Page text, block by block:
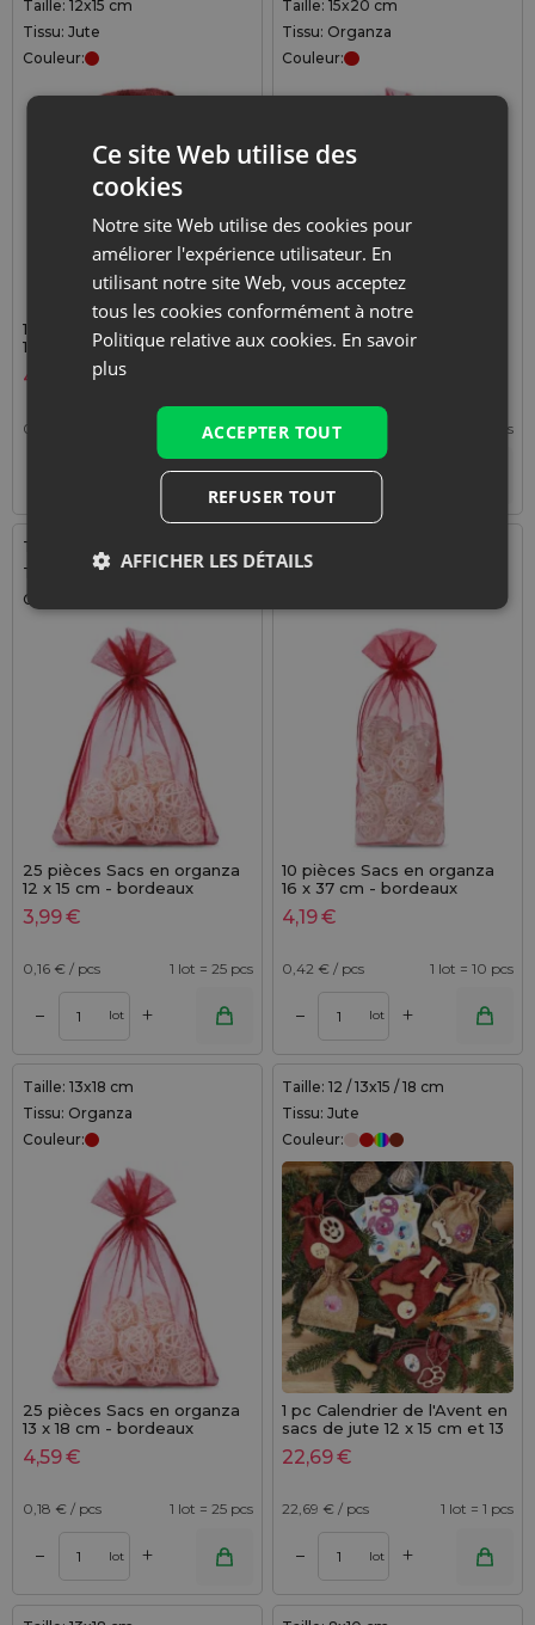
Taille: 12x15 cm
Tissu: Jute
Couleur:
10 pièces Sacs de jute 12 x
15 cm - bordeaux
4,09
0,41 1 lot = 10 pcs
Taille: 15x20 cm
Tissu: Organza
Couleur:
10 pièces Sacs en organza
15 x 20 cm - bordeaux
0,22 € / pcs 1 lot = 10 pcs
– lot
Taille: 12x15 cm
Tissu: Organza
Couleur:
25 pièces Sacs en organza
12 x 15 cm - bordeaux
3,99€
0,16 € / pcs 1 lot = 25 pcs
– lot +
Tissu: Organza
10 pièces Sacs en organza
16 x 37 cm - bordeaux
4,19€
0,42 € / pcs 1 lot = 10 pcs
– lot +
Taille: 13x18 cm
Tissu: Organza
Couleur:
25 pièces Sacs en organza
13 x 18 cm - bordeaux
4,59€
0,18 € / pcs 1 lot = 25 pcs
– lot +
Taille: 12 / 13x15 / 18 cm
Tissu: Jute
Couleur:
1 pc Calendrier de l'Avent en
sacs de jute 12 x 15 cm et 13
x 18 cm bordeau et marron
clair
22,69€
22,69 € / pcs 1 lot = 1 pcs
– lot +
Ce site Web utilise des
cookies
Notre site Web utilise des cookies pour
améliorer l'expérience utilisateur. En
utilisant notre site Web, vous acceptez
tous les cookies conformément à notre
Politique relative aux cookies. En savoir
plus
ACCEPTER TOUT
REFUSER TOUT
AFFICHER LES DÉTAILS